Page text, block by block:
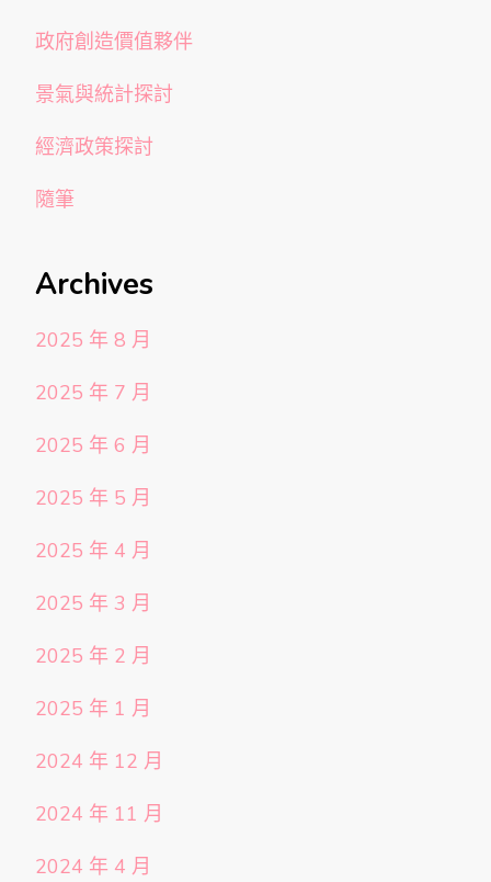
政府創造價值夥伴
景氣與統計探討
經濟政策探討
隨筆
Archives
2025 年 8 月
2025 年 7 月
2025 年 6 月
2025 年 5 月
2025 年 4 月
2025 年 3 月
2025 年 2 月
2025 年 1 月
2024 年 12 月
2024 年 11 月
2024 年 4 月